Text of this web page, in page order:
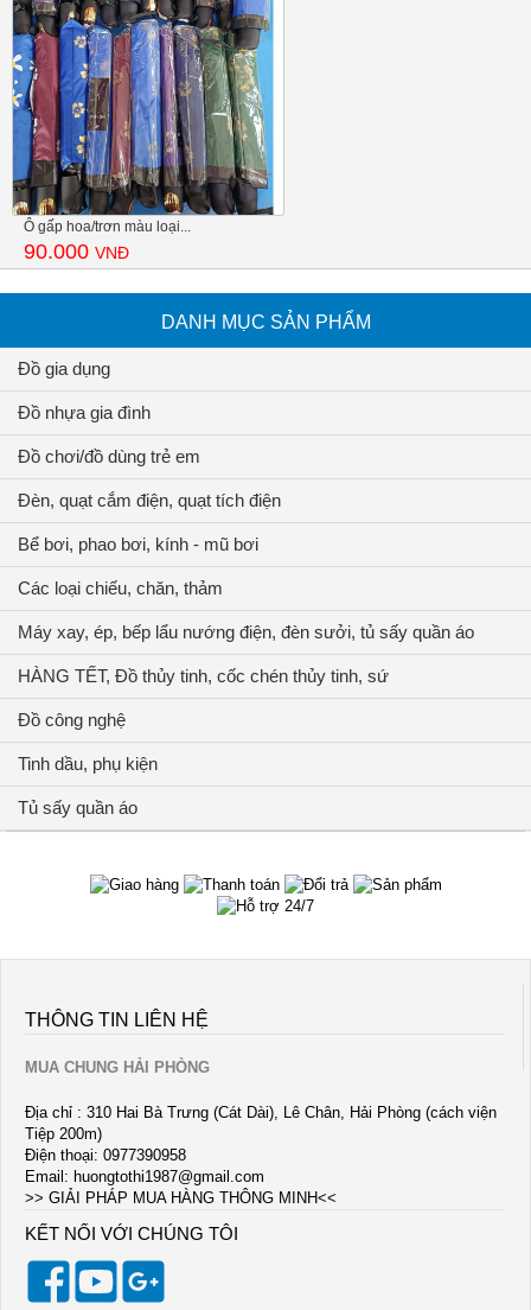
Ô gấp hoa/trơn màu loại...
90.000 VNĐ
DANH MỤC SẢN PHẨM
Đồ gia dụng
Đồ nhựa gia đình
Đồ chơi/đồ dùng trẻ em
Đèn, quạt cắm điện, quạt tích điện
Bể bơi, phao bơi, kính - mũ bơi
Các loại chiếu, chăn, thảm
Máy xay, ép, bếp lẩu nướng điện, đèn sưởi, tủ sấy quần áo
HÀNG TẾT, Đồ thủy tinh, cốc chén thủy tinh, sứ
Đồ công nghệ
Tinh dầu, phụ kiện
Tủ sấy quần áo
THÔNG TIN LIÊN HỆ
MUA CHUNG HẢI PHÒNG
Địa chỉ : 310 Hai Bà Trưng (Cát Dài), Lê Chân, Hải Phòng (cách viện
Tiệp 200m)
Điện thoại: 0977390958
Email: huongtothi1987@gmail.com
>> GIẢI PHÁP MUA HÀNG THÔNG MINH<<
KẾT NỐI VỚI CHÚNG TÔI